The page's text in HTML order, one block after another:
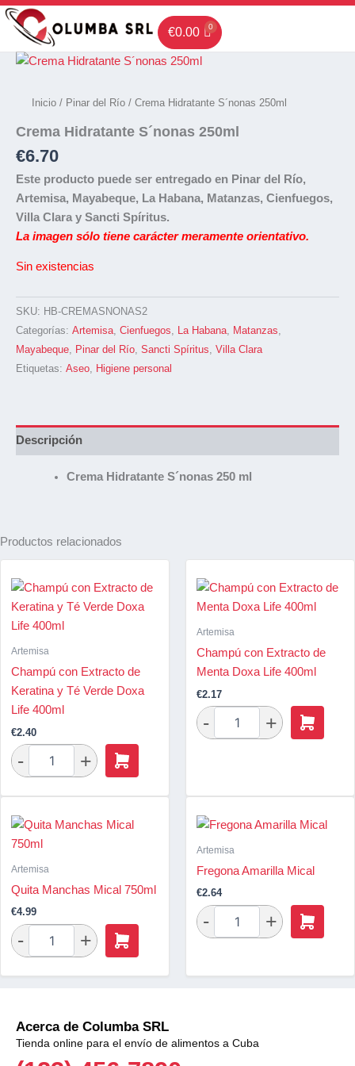
Ir
contenido
€0.00
Inicio / Pinar del Río / Crema Hidratante S´nonas 250ml
Crema Hidratante S´nonas 250ml
€6.70
Este producto puede ser entregado en Pinar del Río,
Artemisa, Mayabeque, La Habana, Matanzas, Cienfuegos,
Villa Clara y Sancti Spíritus.
La imagen sólo tiene carácter meramente orientativo.
Sin existencias
SKU: HB-CREMASNONAS2
Categorías: Artemisa, Cienfuegos, La Habana, Matanzas,
Mayabeque, Pinar del Río, Sancti Spíritus, Villa Clara
Etiquetas: Aseo, Higiene personal
Descripción
Crema Hidratante S´nonas 250 ml
Productos relacionados
Artemisa
Champú con Extracto de
Keratina y Té Verde Doxa
Life 400ml
€2.40
Artemisa
Champú con Extracto de
Menta Doxa Life 400ml
€2.17
Artemisa
Quita Manchas Mical 750ml
€4.99
Artemisa
Fregona Amarilla Mical
€2.64
Acerca de Columba SRL
Tienda online para el envío de alimentos a Cuba